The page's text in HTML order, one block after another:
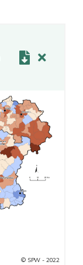
© SPW - 2022